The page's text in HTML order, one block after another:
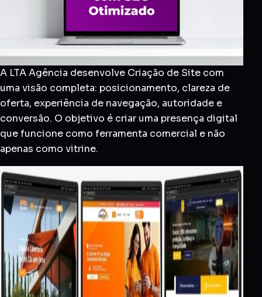
A LTA Agência desenvolve Criação de Site com
uma visão completa: posicionamento, clareza de
oferta, experiência de navegação, autoridade e
conversão. O objetivo é criar uma presença digital
que funcione como ferramenta comercial e não
apenas como vitrine.